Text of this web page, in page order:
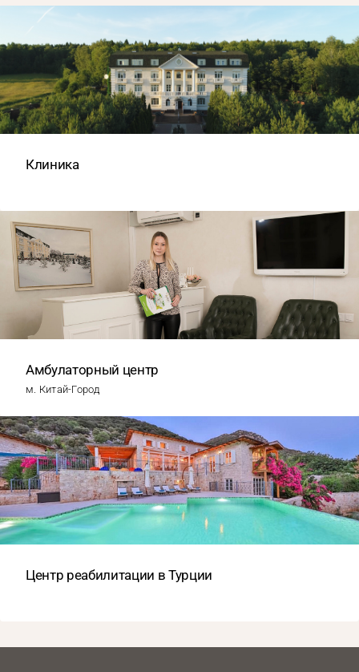
Клиника
Амбулаторный центр
м. Китай-Город
Центр реабилитации в Турции